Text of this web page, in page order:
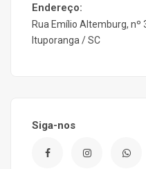
Endereço:
Rua Emílio Altemburg, nº
Ituporanga / SC
Siga-nos